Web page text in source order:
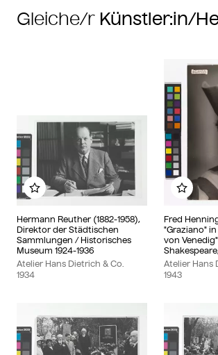
Gleiche/r
Hermann Reuther (1882-1958),
Direktor der Städtischen
Sammlungen / Historisches
Museum 1924-1936
Atelier Hans Dietrich & Co.
1934
Zu meinem Album hinzufügen
Fred
"Graziano"
von
Atelier Hans
1943
Zu